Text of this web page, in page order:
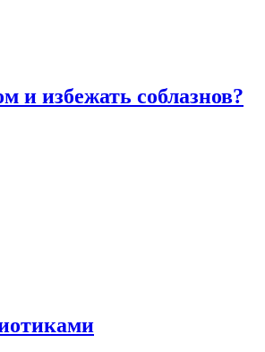
и избежать соблазнов?